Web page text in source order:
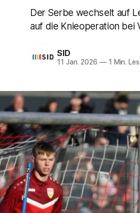
Der Serbe wechselt auf
auf die Knieoperation bei
SID
11 Jan. 2026 —1 Min.